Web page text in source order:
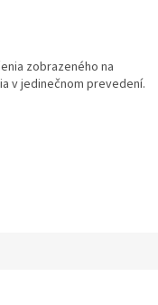
zobrazeného na
v jedinečnom prevedení.